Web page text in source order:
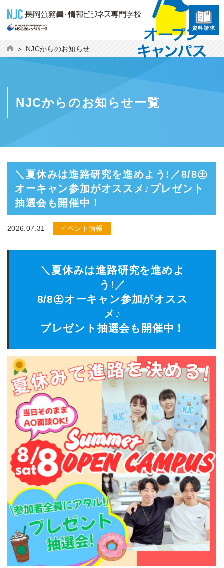
資料請求
NJCからのお知らせ
NJCからのお知らせ一覧
＼夏休みは進路研究を進めよう!／8/8㊏
オーキャン参加がオススメ♪プレゼント
抽選会も開催中！
2026.07.31 イベント情報
＼夏休みは進路研究を進めよ
う!／
8/8㊏オーキャン参加がオスス
メ♪
プレゼント抽選会も開催中！